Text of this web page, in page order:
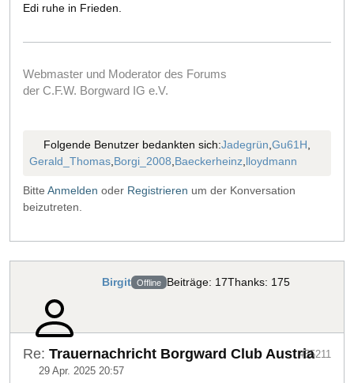
Edi ruhe in Frieden.
Webmaster und Moderator des Forums
der C.F.W. Borgward IG e.V.
Folgende Benutzer bedankten sich:Jadegrün Gu61H
Gerald_Thomas Borgi_2008 Baeckerheinz lloydmann
Bitte Anmelden oder Registrieren um der Konversation
beizutreten.
Birgit Offline Beiträge: 17Thanks: 175
Re: Trauernachricht Borgward Club Austria
29 Apr. 2025 20:57
#55211